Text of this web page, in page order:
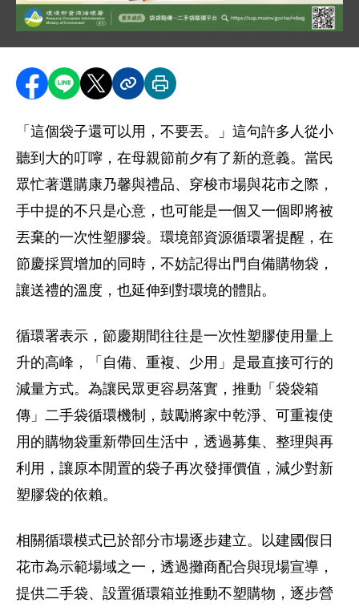
分享至 Facebook
分享到 LINE
分享到 X分享內容連結
列印本頁
「這個袋子還可以用，不要丟。」這句許多人從小
聽到大的叮嚀，在母親節前夕有了新的意義。當民
眾忙著選購康乃馨與禮品、穿梭市場與花市之際，
手中提的不只是心意，也可能是一個又一個即將被
丟棄的一次性塑膠袋。環境部資源循環署提醒，在
節慶採買增加的同時，不妨記得出門自備購物袋，
讓送禮的溫度，也延伸到對環境的體貼。
循環署表示，節慶期間往往是一次性塑膠使用量上
升的高峰，「自備、重複、少用」是最直接可行的
減量方式。為讓民眾更容易落實，推動「袋袋箱
傳」二手袋循環機制，鼓勵將家中乾淨、可重複使
用的購物袋重新帶回生活中，透過募集、整理與再
利用，讓原本閒置的袋子再次發揮價值，減少對新
塑膠袋的依賴。
相關循環模式已於部分市場逐步建立。以建國假日
花市為示範場域之一，透過攤商配合與現場宣導，
提供二手袋、設置循環箱並推動不塑購物，逐步營